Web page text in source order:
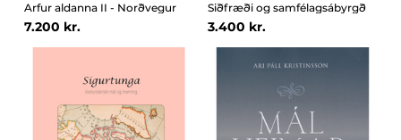
Arfur aldanna II - Norðvegur
7.200 kr.
Siðfræði og samfélagsábyrgð
3.400 kr.